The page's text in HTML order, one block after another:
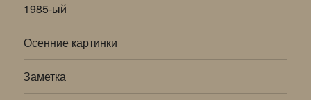
1985-ый
Осенние картинки
Заметка